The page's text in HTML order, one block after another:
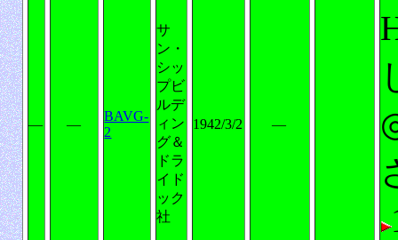
― ―
BAVG-
2
サ
ン・
シッ
プビ
ルデ
ィン
グ＆
ドラ
イド
ック
社
1942/3/2 ―